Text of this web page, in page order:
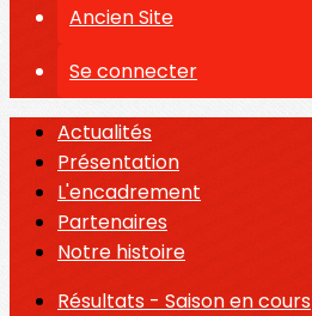
Ancien Site
Se connecter
Actualités
Présentation
L'encadrement
Partenaires
Notre histoire
Résultats - Saison en cours